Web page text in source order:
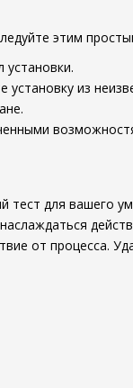
этим
из
тест для вашего
от процесса.